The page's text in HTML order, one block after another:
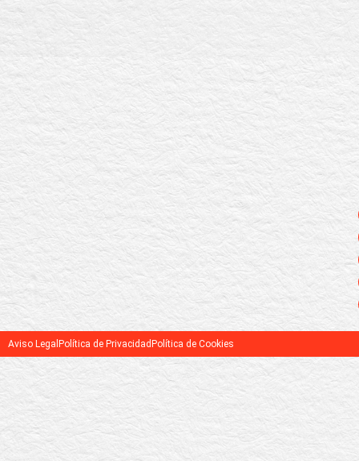
Aviso Legal Política de Privacidad Política de Cookies